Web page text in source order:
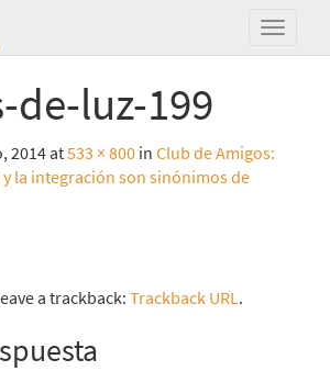
de-luz-199
2014at533 × 800 in Club de Amigos:
la integración son sinónimos de
a trackback:Trackback URL.